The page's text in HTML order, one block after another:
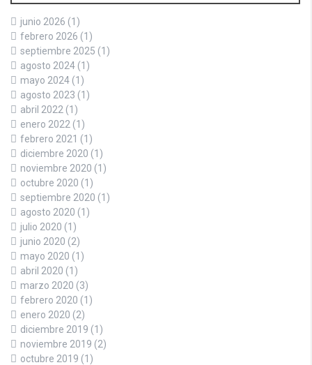
junio 2026 (1)
febrero 2026 (1)
septiembre 2025 (1)
agosto 2024 (1)
mayo 2024 (1)
agosto 2023 (1)
abril 2022 (1)
enero 2022 (1)
febrero 2021 (1)
diciembre 2020 (1)
noviembre 2020 (1)
octubre 2020 (1)
septiembre 2020 (1)
agosto 2020 (1)
julio 2020 (1)
junio 2020 (2)
mayo 2020 (1)
abril 2020 (1)
marzo 2020 (3)
febrero 2020 (1)
enero 2020 (2)
diciembre 2019 (1)
noviembre 2019 (2)
octubre 2019 (1)